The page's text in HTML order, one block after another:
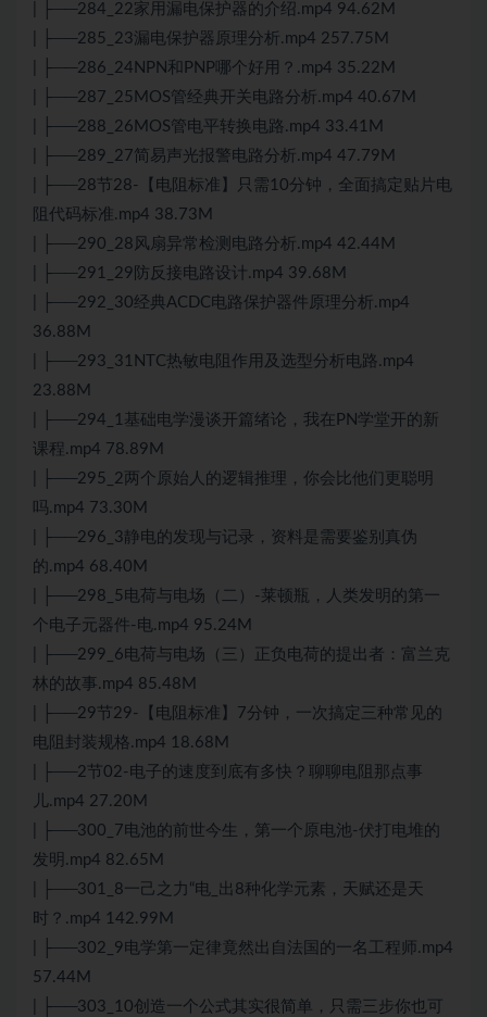
| ├──284_22家用漏电保护器的介绍.mp4 94.62M
| ├──285_23漏电保护器原理分析.mp4 257.75M
| ├──286_24NPN和PNP哪个好用？.mp4 35.22M
| ├──287_25MOS管经典开关电路分析.mp4 40.67M
| ├──288_26MOS管电平转换电路.mp4 33.41M
| ├──289_27简易声光报警电路分析.mp4 47.79M
| ├──28节28-【电阻标准】只需10分钟，全面搞定贴片电
阻代码标准.mp4 38.73M
| ├──290_28风扇异常检测电路分析.mp4 42.44M
| ├──291_29防反接电路设计.mp4 39.68M
| ├──292_30经典ACDC电路保护器件原理分析.mp4
36.88M
| ├──293_31NTC热敏电阻作用及选型分析电路.mp4
23.88M
| ├──294_1基础电学漫谈开篇绪论，我在PN学堂开的新
课程.mp4 78.89M
| ├──295_2两个原始人的逻辑推理，你会比他们更聪明
吗.mp4 73.30M
| ├──296_3静电的发现与记录，资料是需要鉴别真伪
的.mp4 68.40M
| ├──298_5电荷与电场（二）-莱顿瓶，人类发明的第一
个电子元器件-电.mp4 95.24M
| ├──299_6电荷与电场（三）正负电荷的提出者：富兰克
林的故事.mp4 85.48M
| ├──29节29-【电阻标准】7分钟，一次搞定三种常见的
电阻封装规格.mp4 18.68M
| ├──2节02-电子的速度到底有多快？聊聊电阻那点事
儿.mp4 27.20M
| ├──300_7电池的前世今生，第一个原电池-伏打电堆的
发明.mp4 82.65M
| ├──301_8一己之力“电_出8种化学元素，天赋还是天
时？.mp4 142.99M
| ├──302_9电学第一定律竟然出自法国的一名工程师.mp4
57.44M
| ├──303_10创造一个公式其实很简单，只需三步你也可